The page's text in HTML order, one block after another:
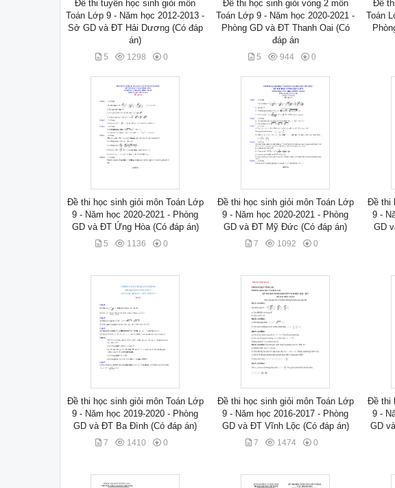
Đề thi tuyển học sinh giỏi môn
Toán Lớp 9 - Năm học 2012-2013 -
Sở GD và ĐT Hải Dương (Có đáp
án)
5 1298 0
Đề thi học sinh giỏi vòng 2 môn
Toán Lớp 9 - Năm học 2020-2021 -
Phòng GD và ĐT Thanh Oai (Có
đáp án
5 944 0
Đề
Toán
Đề thi học sinh giỏi môn Toán Lớp
9 - Năm học 2020-2021 - Phòng
GD và ĐT Ứng Hòa (Có đáp án)
5 1136 0
Đề thi học sinh giỏi môn Toán Lớp
9 - Năm học 2020-2021 - Phòng
GD và ĐT Mỹ Đức (Có đáp án)
7 1092 0
Đề thi
9 -
GD
Đề thi học sinh giỏi môn Toán Lớp
9 - Năm học 2019-2020 - Phòng
GD và ĐT Ba Đình (Có đáp án)
7 1410 0
Đề thi học sinh giỏi môn Toán Lớp
9 - Năm học 2016-2017 - Phòng
GD và ĐT Vĩnh Lộc (Có đáp án)
7 1474 0
Đề thi
9 -
GD